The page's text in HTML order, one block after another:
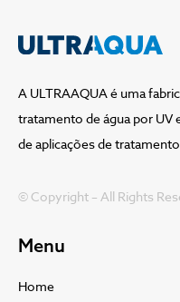
A ULTRAAQUA é uma
tratamento de água por UV
de aplicações de
© Copyright – All Rights
Menu
Home